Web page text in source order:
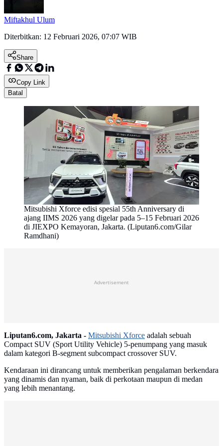
Miftakhul Ulum
Diterbitkan: 12 Februari 2026, 07:07 WIB
Share
Copy Link
Batal
Mitsubishi Xforce edisi spesial 55th Anniversary di
ajang IIMS 2026 yang digelar pada 5–15 Februari 2026
di JIEXPO Kemayoran, Jakarta. (Liputan6.com/Gilar
Ramdhani)
Advertisement
Liputan6.com, Jakarta - Mitsubishi Xforce adalah sebuah
Compact SUV (Sport Utility Vehicle) 5-penumpang yang masuk
dalam kategori B-segment subcompact crossover SUV.
Kendaraan ini dirancang untuk memberikan pengalaman berkendara
yang dinamis dan nyaman, baik di perkotaan maupun di medan
yang lebih menantang.